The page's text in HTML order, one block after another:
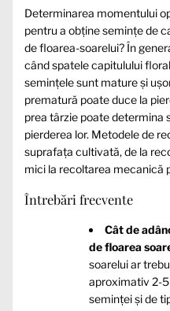
Determinarea momentului
pentru a obține semințe de
de floarea-soarelui? În
când spatele capitulului
semințele sunt mature și
prematură poate duce la
prea târzie poate determina
pierderea lor. Metodele de
suprafața cultivată, de la
mici la recoltarea mecanică
Întrebări frecvente
Cât de
de floarea
soarelui ar
aproximativ 2-
seminței și de